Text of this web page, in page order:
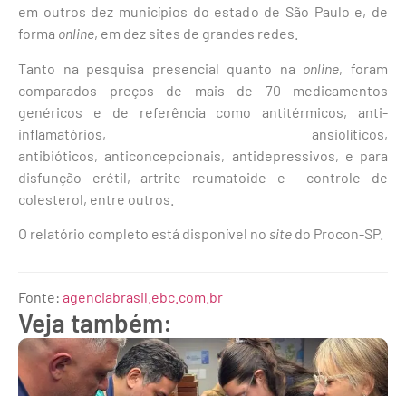
em outros dez municípios do estado de São Paulo e, de
forma online, em dez sites de grandes redes.
Tanto na pesquisa presencial quanto na online, foram
comparados preços de mais de 70 medicamentos
genéricos e de referência como antitérmicos, anti-
inflamatórios, ansiolíticos,
antibióticos, anticoncepcionais, antidepressivos, e para
disfunção erétil, artrite reumatoide e controle de
colesterol, entre outros.
O relatório completo está disponível no site do Procon-SP.
Fonte: agenciabrasil.ebc.com.br
Veja também: